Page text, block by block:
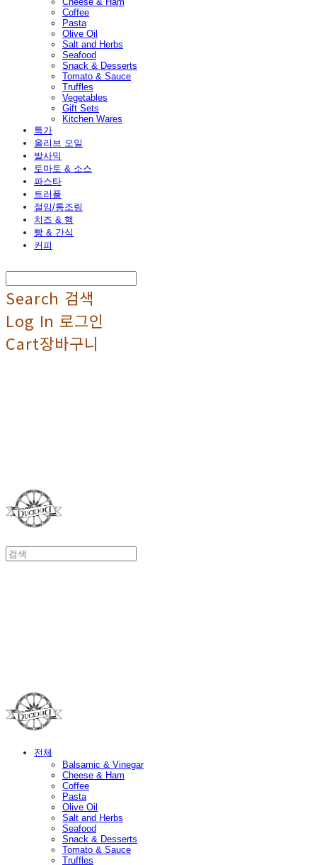
Coffee
Pasta
Olive Oil
Salt and Herbs
Seafood
Snack & Desserts
Tomato & Sauce
Truffles
Vegetables
Gift Sets
Kitchen Wares
특가
올리브 오일
발사믹
토마토 & 소스
파스타
트러플
절임/통조림
치즈 & 햄
빵 & 간식
커피
Search 검색
Log In 로그인
Cart장바구니
전체
Balsamic & Vinegar
Cheese & Ham
Coffee
Pasta
Olive Oil
Salt and Herbs
Seafood
Snack & Desserts
Tomato & Sauce
Truffles